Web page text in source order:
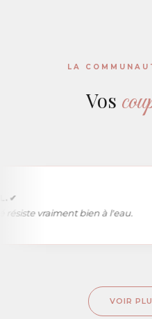
LA
Vos
vraiment bien à l'eau.
VOIR